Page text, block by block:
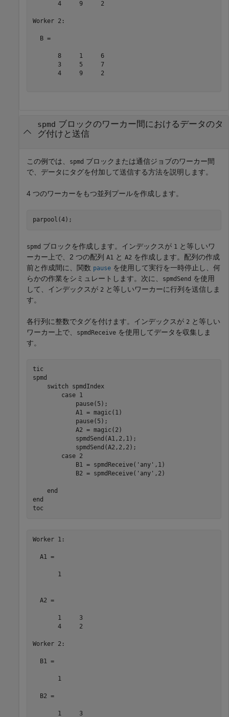
       4     9     2
Worker 2:
  B =
       8     1     6
       3     5     7
       4     9     2
spmd ブロックのワーカー間におけるデータのタ
グ付けと送信
この例では、 spmd ブロックまたは通信ジョブのワーカー間
で、データにタグを付加して送信する方法を説明します。
4 つのワーカーをもつ並列プールを作成します。
parpool(4);
spmd ブロックを作成します。インデックスが 1 と等しいワ
ーカー上で、2 つの配列 A1 と A2 を作成します。配列の作成
前と作成間に、関数 pause を使用して実行を一時停止し、何
らかの作業をシミュレートします。次に、
spmdSend を使用
して、インデックスが 2 と等しいワーカーに行列を送信しま
す。
各行列に整数でタグを付けます。インデックスが 2 と等しい
ワーカー上で、
spmdReceive を使用してデータを収集しま
す。
spmd
switch spmdIndex
case 1
            pause(5);
            A1 = magic(1)
            pause(5);
            A2 = magic(2)
            spmdSend(A1,2,1);
            spmdSend(A2,2,2);
case 2
            B1 = spmdReceive(
'any' ,1)
            B2 = spmdReceive(
'any' ,2)
end
end
toc
Worker 1:
  A1 =
       1
  A2 =
       1     3
       4     2
Worker 2:
  B1 =
       1
  B2 =
       1     3